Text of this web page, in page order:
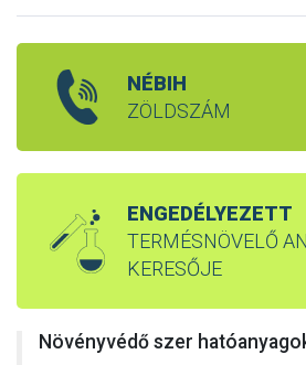
NÉBIH
ZÖLDSZÁM
ENGEDÉLYEZETT
TERMÉSNÖVELŐ
KERESŐJE
Növényvédő szer